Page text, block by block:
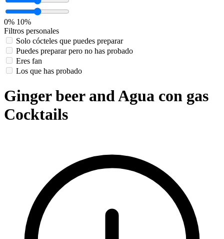
0% 10%
Filtros personales
Solo cócteles que puedes preparar
Puedes preparar pero no has probado
Eres fan
Los que has probado
Ginger beer and Agua con gas
Cocktails